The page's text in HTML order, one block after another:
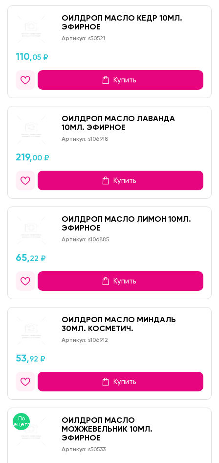
ОИЛДРОП МАСЛО КЕДР 10МЛ.
ЭФИРНОЕ
Артикул: s50521
110,05 ₽
Купить
ОИЛДРОП МАСЛО ЛАВАНДА
10МЛ. ЭФИРНОЕ
Артикул: s106918
219,00 ₽
Купить
ОИЛДРОП МАСЛО ЛИМОН 10МЛ.
ЭФИРНОЕ
Артикул: s106885
65,22 ₽
Купить
ОИЛДРОП МАСЛО МИНДАЛЬ
30МЛ. КОСМЕТИЧ.
Артикул: s106912
53,92 ₽
Купить
По
рецепту
ОИЛДРОП МАСЛО
МОЖЖЕВЕЛЬНИК 10МЛ.
ЭФИРНОЕ
Артикул: s50533